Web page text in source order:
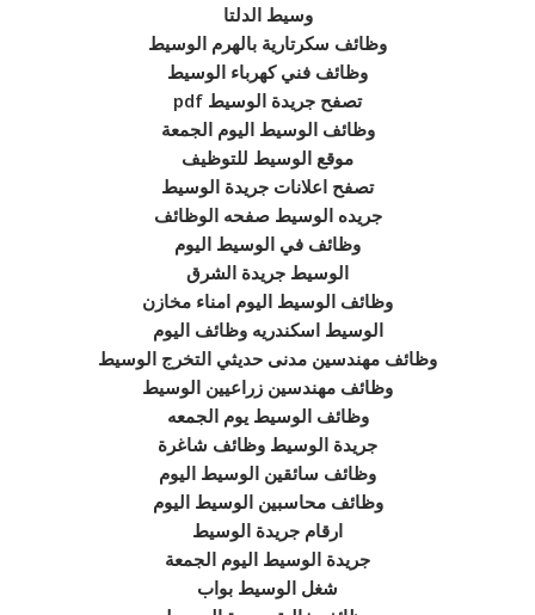
وسيط الدلتا
وظائف سكرتارية بالهرم الوسيط
وظائف فني كهرباء الوسيط
تصفح جريدة الوسيط pdf
وظائف الوسيط اليوم الجمعة
موقع الوسيط للتوظيف
تصفح اعلانات جريدة الوسيط
جريده الوسيط صفحه الوظائف
وظائف في الوسيط اليوم
الوسيط جريدة الشرق
وظائف الوسيط اليوم امناء مخازن
الوسيط اسكندريه وظائف اليوم
وظائف مهندسين مدنى حديثي التخرج الوسيط
وظائف مهندسين زراعيين الوسيط
وظائف الوسيط يوم الجمعه
جريدة الوسيط وظائف شاغرة
وظائف سائقين الوسيط اليوم
وظائف محاسبين الوسيط اليوم
ارقام جريدة الوسيط
جريدة الوسيط اليوم الجمعة
شغل الوسيط بواب